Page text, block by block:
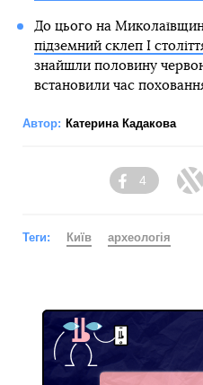
До цього на
підземний склеп І
знайшли половину
встановили час
Автор: Катерина Кадакова
Facebook
4
Теги: Київ археологія